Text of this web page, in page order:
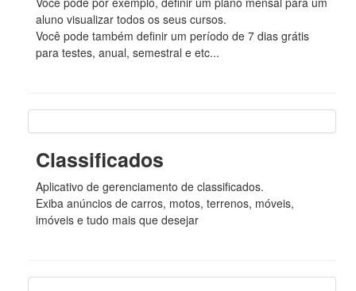
aluno visualizar todos os seus cursos.
Você pode também definir um período de 7 dias grátis
para testes, anual, semestral e etc...
Classificados
Aplicativo de gerenciamento de classificados.
Exiba anúncios de carros, motos, terrenos, móveis,
imóveis e tudo mais que desejar